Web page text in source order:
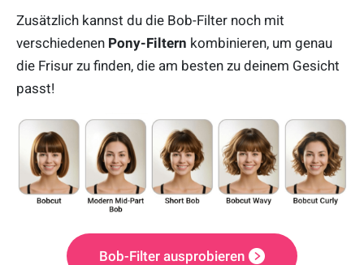
Zusätzlich kannst du die Bob-Filter noch mit
verschiedenen Pony-Filtern kombinieren, um genau
die Frisur zu finden, die am besten zu deinem Gesicht
passt!
Bob-Filter ausprobieren